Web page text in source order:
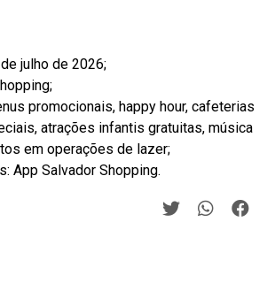
julho de 2026;
promocionais, happy hour, cafeterias
atrações infantis gratuitas, música
em operações de lazer;
App Salvador Shopping.